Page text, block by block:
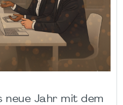
neue Jahr mit dem